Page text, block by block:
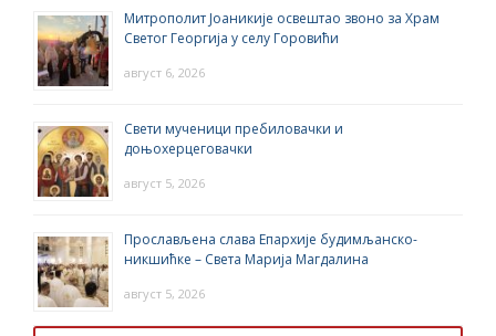
Митрополит Јоаникије освештао звоно за Храм
Светог Георгија у селу Горовићи
август 6, 2026
Свети мученици пребиловачки и
доњохерцеговачки
август 5, 2026
Прослављена слава Епархије будимљанско-
никшићке – Света Марија Магдалина
август 5, 2026